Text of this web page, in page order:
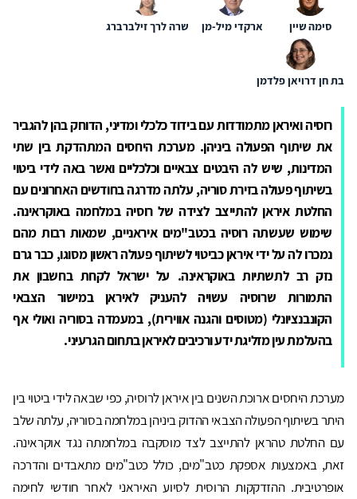
סימה שיין ארקדי מיל-מן שרה לרך זילברברג
בת חן דרויאן פלדמן
רוסיה ואיראן מתמודדות עם בידוד כלכלי ומדיני, הדוחק בהן להגביר
את שיתוף הפעולה ביניהן. מערכת היחסים המתהדקת בין שתי
המדינות, שיש לה היבטים צבאיים וכלכליים ואשר באה לידי ביטוי
בשיתוף פעולה בזירת סוריה, עלתה מדרגה בחודשים האחרונים עם
החלטת איראן להתייצב לצידה של רוסיה במלחמה באוקראינה.
שימוש שעשתה רוסיה בכטב"מים איראניים, שמאות רבות מהם
נמכרו לה על ידי איראן כביטוי לשיתוף פעולה ראשון מסוגו, כבר גרם
נזק רב לתשתיות באוקראינה. על ישראל לקחת בחשבון את
התמורות שרוסיה עשויה להעניק לאיראן במישור הצבאי
הקונבנציונלי (מטוסים והגנה אווירית), במעמדה בסוריה ואולי אף
בהעלמת עין מזליגת ידע ורכיבים לאיראן בתחום הגרעיני.
מערכת היחסים ארוכת השנים בין איראן לרוסיה, כפי שבאה לידי ביטוי בין
היתר בשיתוף הפעולה הצבאי ההדוק ביניהן במלחמה בסוריה, עלתה שלב
עם החלטת טהראן להתייצב לצד מוסקבה במלחמתה נגד אוקראינה.
זאת, באמצעות אספקת כטב"מים, כולל כטב"מים מתאבדים והדרכה
אופרטיבית. ההזדקקות הרוסית לסיוע האיראני לאחר חודשי לחימה